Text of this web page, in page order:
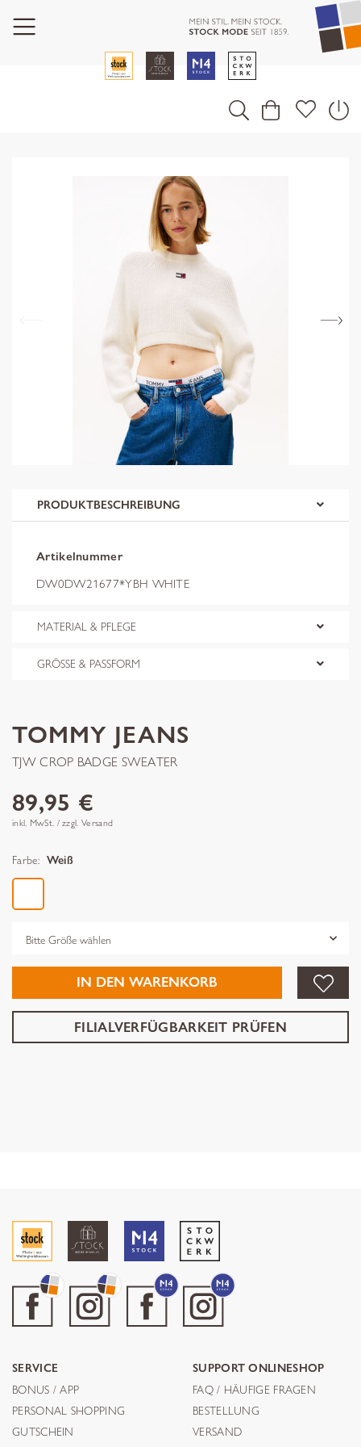
PRODUKTBESCHREIBUNG
Artikelnummer
DW0DW21677*YBH WHITE
MATERIAL & PFLEGE
GRÖSSE & PASSFORM
TOMMY JEANS
TJW CROP BADGE SWEATER
89,95 €
inkl. MwSt. / zzgl. Versand
Farbe: Weiß
IN DEN WARENKORB
FILIALVERFÜGBARKEIT PRÜFEN
SERVICE
BONUS / APP
PERSONAL SHOPPING
GUTSCHEIN
SUPPORT ONLINESHOP
FAQ / HÄUFIGE FRAGEN
BESTELLUNG
VERSAND